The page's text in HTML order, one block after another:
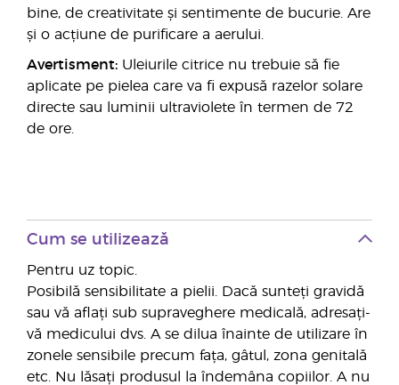
bine, de creativitate și sentimente de bucurie. Are
și o acțiune de purificare a aerului.
Avertisment: Uleiurile citrice nu trebuie să fie
aplicate pe pielea care va fi expusă razelor solare
directe sau luminii ultraviolete în termen de 72
de ore.
Cum se utilizează
Pentru uz topic.
Posibilă sensibilitate a pielii. Dacă sunteți gravidă
sau vă aflați sub supraveghere medicală, adresați-
vă medicului dvs. A se dilua înainte de utilizare în
zonele sensibile precum fața, gâtul, zona genitală
etc. Nu lăsați produsul la îndemâna copiilor. A nu